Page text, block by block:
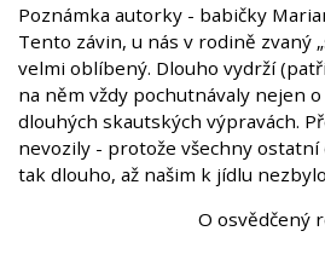
Poznámka autorky - babičky
Tento závin, u nás v rodině zvaný
velmi oblíbený. Dlouho vydrží
na něm vždy pochutnávaly nejen
dlouhých skautských výpravách.
nevozily - protože všechny ostatní
tak dlouho, až našim k jídlu
O osvědčený